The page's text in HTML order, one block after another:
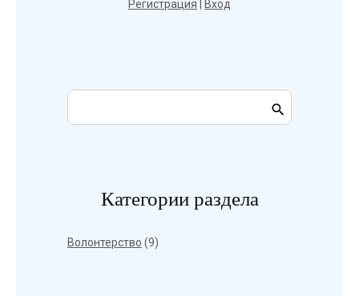
Регистрация
Вход
Категории раздела
Волонтерство (9)